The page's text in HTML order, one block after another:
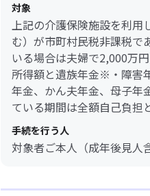
対象
上記の介護保険施設を利用
む）が市町村民税非課税で
いる場合は夫婦で2,000万
所得額と遺族年金※・障害
年金、かん夫年金、母子年
ている期間は全額自己負担
手続を行う人
対象者ご本人（成年後見人